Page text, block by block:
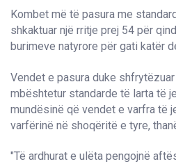
Kombet më të pasura me
shkaktuar një rritje prej 54 për
burimeve natyrore për gati katër
Vendet e pasura duke
mbështetur standarde të larta të
mundësinë që vendet e varfra të
varfërinë në shoqëritë e tyre,
"Të ardhurat e ulëta pengojnë